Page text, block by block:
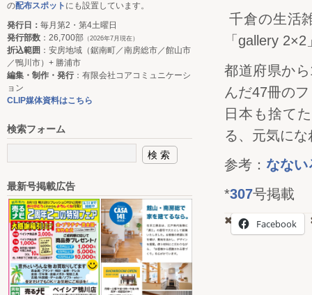
千倉の生活
「gallery
都道府県か
んだ47冊の
日本も捨て
る、元気に
参考： なない
*307号掲載
Facebook
の配布スポット にも設置しています。
発行日： 毎月第2・第4土曜日
発行部数 ：26,700部 （2026年7月現在）
折込範囲 ：安房地域（鋸南町／南房総市／館山市
／鴨川市）+ 勝浦市
編集・制作・発行：有限会社コアコミュニケーシ
ョン
CLIP媒体資料はこちら
検索フォーム
最新号掲載広告